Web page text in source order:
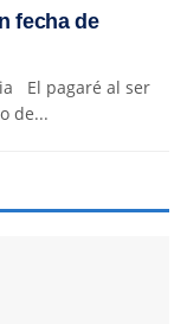
fecha de
El pagaré al ser
de...